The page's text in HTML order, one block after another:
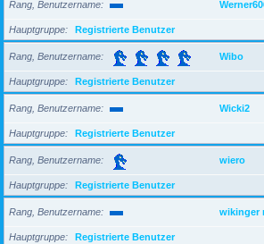
Rang, Benutzername
Hauptgruppe Registrierte Benutzer
Rang, Benutzername Wibo
Hauptgruppe Registrierte Benutzer
Rang, Benutzername Wicki2
Hauptgruppe Registrierte Benutzer
Rang, Benutzername wiero
Hauptgruppe Registrierte Benutzer
Rang, Benutzername wikinger
Hauptgruppe Registrierte Benutzer